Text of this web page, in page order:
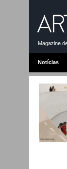
Magazine
Notícias